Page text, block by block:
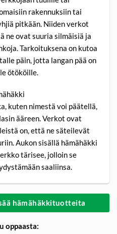
rakennuksiin tai
pitkään. Niiden verkot
ne ovat suuria silmäisiä ja
Tarkoituksena on kutoa
päin, jotta langan pää on
ötököille.
kuten nimestä voi päätellä,
ääreen. Verkot ovat
on, että ne säteilevät
Aukon sisällä hämähäkki
tärisee, jolloin se
saaliinsa.
hämähäkkituotteita
oppaasta: